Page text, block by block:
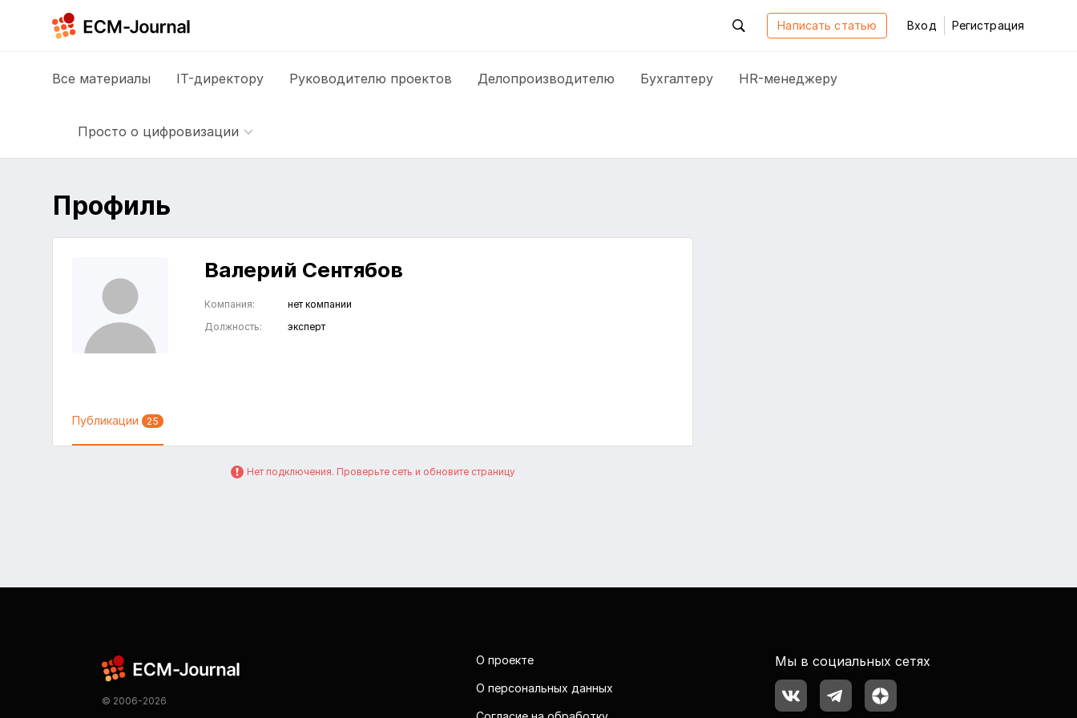
Написать статью Вход Регистрация
Все материалы IT-директору Руководителю проектов Делопроизводителю Бухгалтеру HR-менеджеру
Просто о цифровизации
Профиль
Валерий Сентябов
Компания:
нет компании
Должность:
эксперт
Публикации 25
Нет подключения. Проверьте сеть и обновите страницу
© 2006-2026
О проекте
О персональных данных
Мы в социальных сетях